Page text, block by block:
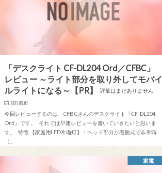
「デスクライト CF-DL204 Ord／CFBC」
レビュー ～ライト部分を取り外してモバイ
ルライトになる～【PR】
評価はまだありません
2021.05.01
今回レビューするのは、CFBCさんのデスクライト『CF-DL204
Ord』です。 それでは早速レビューを書いていきたいと思いま
す。 特徴 【家庭用LED常備灯】：ヘッド部分が着脱式で非常時
（…
家電